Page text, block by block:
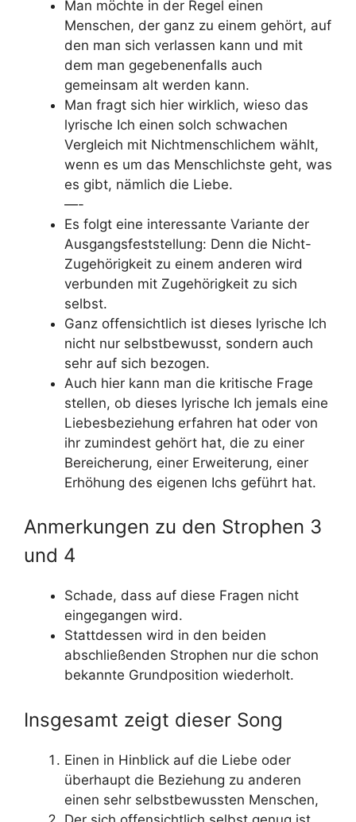
Man möchte in der Regel einen
Menschen, der ganz zu einem gehört, auf
den man sich verlassen kann und mit
dem man gegebenenfalls auch
gemeinsam alt werden kann.
Man fragt sich hier wirklich, wieso das
lyrische Ich einen solch schwachen
Vergleich mit Nichtmenschlichem wählt,
wenn es um das Menschlichste geht, was
es gibt, nämlich die Liebe.
—-
Es folgt eine interessante Variante der
Ausgangsfeststellung: Denn die Nicht-
Zugehörigkeit zu einem anderen wird
verbunden mit Zugehörigkeit zu sich
selbst.
Ganz offensichtlich ist dieses lyrische Ich
nicht nur selbstbewusst, sondern auch
sehr auf sich bezogen.
Auch hier kann man die kritische Frage
stellen, ob dieses lyrische Ich jemals eine
Liebesbeziehung erfahren hat oder von
ihr zumindest gehört hat, die zu einer
Bereicherung, einer Erweiterung, einer
Erhöhung des eigenen Ichs geführt hat.
Anmerkungen zu den Strophen 3
und 4
Schade, dass auf diese Fragen nicht
eingegangen wird.
Stattdessen wird in den beiden
abschließenden Strophen nur die schon
bekannte Grundposition wiederholt.
Insgesamt zeigt dieser Song
Einen in Hinblick auf die Liebe oder
überhaupt die Beziehung zu anderen
einen sehr selbstbewussten Menschen,